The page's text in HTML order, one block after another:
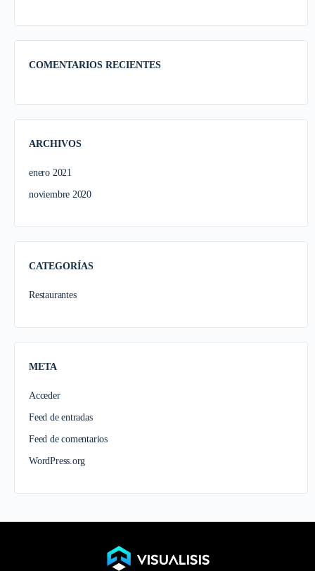
COMENTARIOS RECIENTES
ARCHIVOS
enero 2021
noviembre 2020
CATEGORÍAS
Restaurantes
META
Acceder
Feed de entradas
Feed de comentarios
WordPress.org